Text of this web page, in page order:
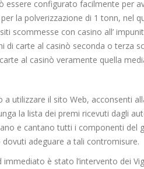
configurato facilmente per
la polverizzazione di 1 tonn,
scommesse con casino all’
di carte al casinò seconda o terza
al casinò veramente quella
a utilizzare il sito Web, acconsenti
la lista dei premi ricevuti dagli
e cantano tutti i componenti del
adeguare a tali contromisure.
è stato l’intervento dei